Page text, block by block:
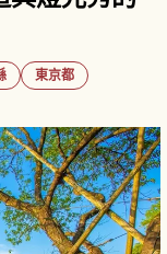
東京都